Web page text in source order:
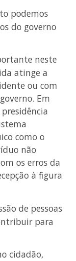
podemos
do governo
neste
atinge a
ou com
Em
como o
não
os erros da
à figura
de pessoas
para
cidadão,